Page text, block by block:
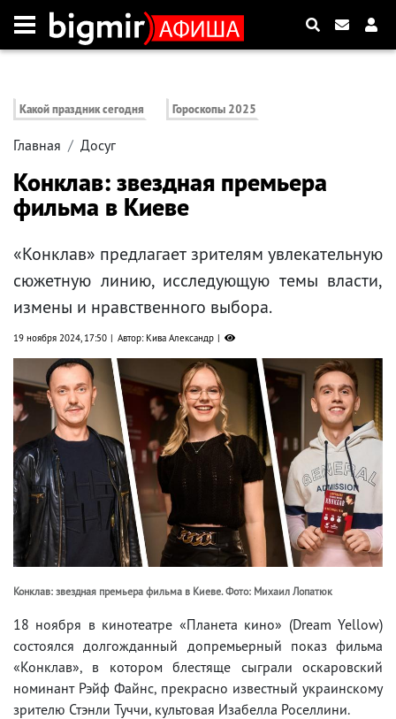
Какой праздник сегодня Гороскопы 2025
Главная Досуг
Конклав: звездная премьера
фильма в Киеве
«Конклав» предлагает зрителям увлекательную
сюжетную линию, исследующую темы власти,
измены и нравственного выбора.
19 ноября 2024, 17:50 Автор: Кива Александр
Конклав: звездная премьера фильма в Киеве. Фото: Михаил Лопатюк
18 ноября в кинотеатре «Планета кино» (Dream Yellow)
состоялся долгожданный допремьерный показ фильма
«Конклав», в котором блестяще сыграли оскаровский
номинант Рэйф Файнс, прекрасно известный украинскому
зрителю Стэнли Туччи, культовая Изабелла Роселлини.